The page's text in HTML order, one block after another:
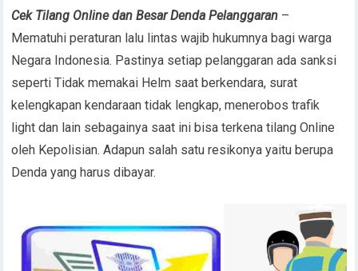
Cek Tilang Online dan Besar Denda Pelanggaran –
Mematuhi peraturan lalu lintas wajib hukumnya bagi warga
Negara Indonesia. Pastinya setiap pelanggaran ada sanksi
seperti Tidak memakai Helm saat berkendara, surat
kelengkapan kendaraan tidak lengkap, menerobos trafik
light dan lain sebagainya saat ini bisa terkena tilang Online
oleh Kepolisian. Adapun salah satu resikonya yaitu berupa
Denda yang harus dibayar.